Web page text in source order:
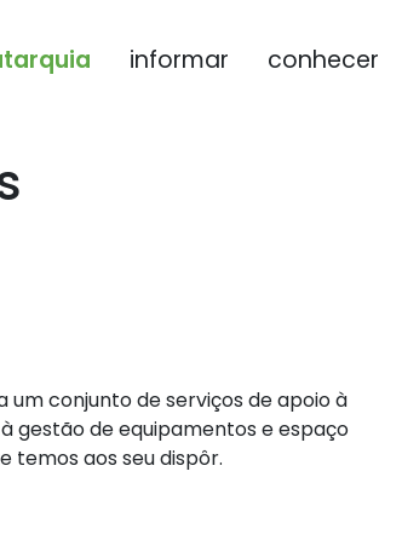
informar conhecer
um conjunto de serviços de apoio à
gestão de equipamentos e espaço
temos aos seu dispôr.